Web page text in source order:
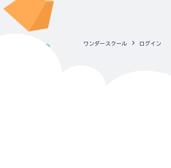
ワンダースクール ログイン